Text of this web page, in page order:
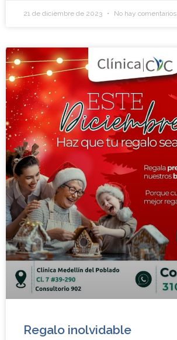
21 de diciembre de 2023 No hay comentarios
Regalo inolvidable